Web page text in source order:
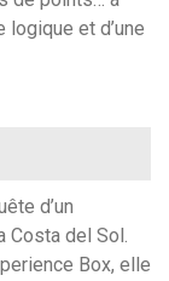
et d’une
d’un
Costa del Sol.
Box, elle